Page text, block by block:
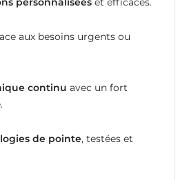
aux besoins urgents ou
continu avec un fort
de pointe, testées et